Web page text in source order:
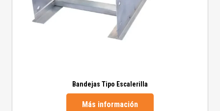
Bandejas Tipo Escalerilla
Más información